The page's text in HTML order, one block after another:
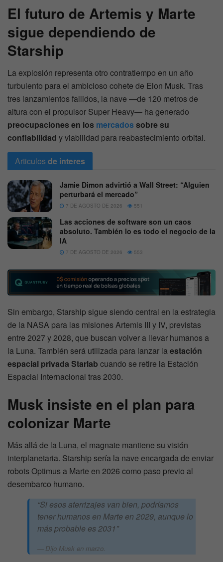
El futuro de Artemis y Marte
sigue dependiendo de
Starship
La explosión representa otro contratiempo en un año
turbulento para el ambicioso cohete de Elon Musk. Tras
tres lanzamientos fallidos, la nave —de 120 metros de
altura con el propulsor Super Heavy— ha generado
preocupaciones en los mercados sobre su
confiabilidad y viabilidad para reabastecimiento orbital.
Articulosde interes
Jamie Dimon advirtió a Wall Street: “Alguien
perturbará el mercado”
7 DE AGOSTO DE 2026 551
Las acciones de software son un caos
absoluto. También lo es todo el negocio de la
IA
7 DE AGOSTO DE 2026 553
Sin embargo, Starship sigue siendo central en la estrategia
de la NASA para las misiones Artemis III y IV, previstas
entre 2027 y 2028, que buscan volver a llevar humanos a
la Luna. También será utilizada para lanzar la estación
espacial privada Starlab cuando se retire la Estación
Espacial Internacional tras 2030.
Musk insiste en el plan para
colonizar Marte
Más allá de la Luna, el magnate mantiene su visión
interplanetaria. Starship sería la nave encargada de enviar
robots Optimus a Marte en 2026 como paso previo al
desembarco humano.
“Si esos aterrizajes van bien, podríamos
tener humanos en Marte en 2029, aunque lo
más probable es 2031”
Dijo Musk en marzo.